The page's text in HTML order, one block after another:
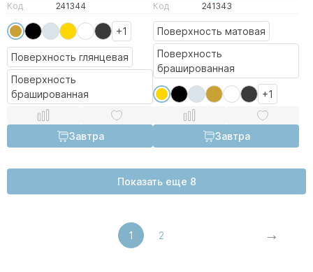
Код
241344
+1
Поверхность глянцевая
Поверхность
брашированная
Завтра
Код
241343
Поверхность матовая
Поверхность
брашированная
+1
Завтра
Показать еще 8
1 2